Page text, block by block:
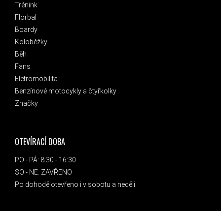
Trénink
Florbal
Boardy
Koloběžky
Běh
Fans
Eletromobilita
Benzínové motocykly a čtyřkolky
Značky
OTEVÍRACÍ DOBA
PO - PÁ: 8:30 - 16:30
SO - NE: ZAVŘENO
Po dohodě otevřeno i v sobotu a neděli.